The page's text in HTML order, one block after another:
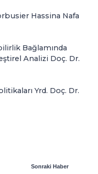
Hassina Nafa
Bağlamında
Analizi Doç. Dr.
Yrd. Doç. Dr.
Sonraki Haber